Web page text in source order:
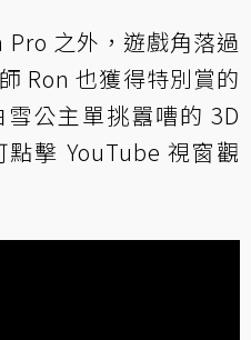
之外，遊戲角落過
Ron 也獲得特別賞的
公主單挑囂嘈的 3D
擊 YouTube 視窗觀